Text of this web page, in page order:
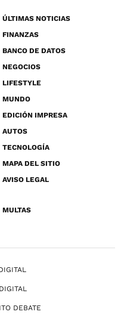
ÚLTIMAS NOTICIAS
FINANZAS
BANCO DE DATOS
NEGOCIOS
LIFESTYLE
MUNDO
EDICIÓN IMPRESA
AUTOS
TECNOLOGÍA
MAPA DEL SITIO
AVISO LEGAL
MULTAS
DIGITAL
DEBATE